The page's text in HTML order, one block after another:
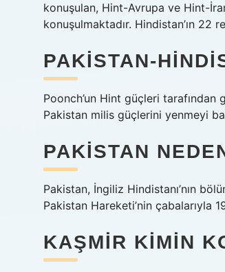
konuşulan, Hint-Avrupa ve Hint-
konuşulmaktadır. Hindistan’ın 22
PAKISTAN-
Poonch’un Hint güçleri tarafından
Pakistan milis güçlerini yenmeyi
PAKISTAN
Pakistan, İngiliz Hindistanı’nın
Pakistan Hareketi’nin çabalarıyla
KAŞMIR KIMIN